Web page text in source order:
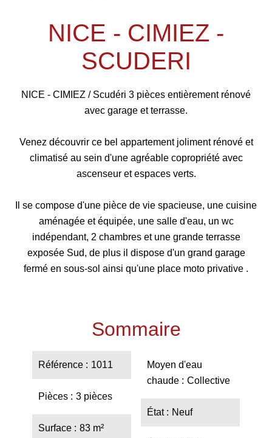
NICE - CIMIEZ -
SCUDERI
NICE - CIMIEZ / Scudéri 3 pièces entièrement rénové
avec garage et terrasse.
Venez découvrir ce bel appartement joliment rénové et
climatisé au sein d'une agréable copropriété avec
ascenseur et espaces verts.
Il se compose d'une pièce de vie spacieuse, une cuisine
aménagée et équipée, une salle d'eau, un wc
indépendant, 2 chambres et une grande terrasse
exposée Sud, de plus il dispose d'un grand garage
fermé en sous-sol ainsi qu'une place moto privative .
Sommaire
Référence 1011
Pièces 3 pièces
Surface 83 m²
Moyen d'eau
chaude
Collective
État Neuf